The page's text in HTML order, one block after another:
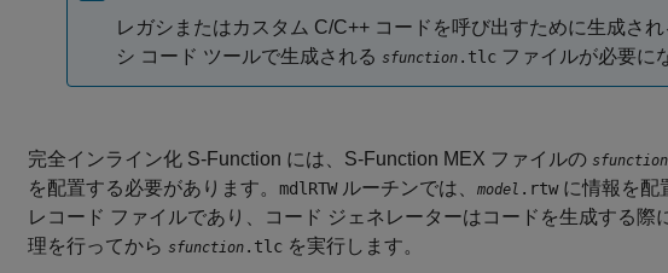
レガシまたはカスタム C/C++ コードを呼び出すために生成さ
シ コード ツールで生成される sfunction .tlc ファイルが必要に
完全インライン化 S-Function には、S-Function MEX ファイルの sfunction
を配置する必要があります。 mdlRTWルーチンでは、 model .rtwに情報を配
レコード ファイルであり、コード ジェネレーターはコードを生成する
理を行ってから sfunction .tlc を実行します。